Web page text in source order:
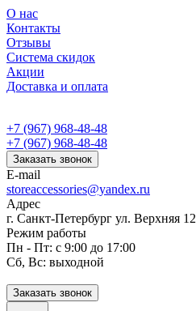
О нас
Контакты
Отзывы
Система скидок
Акции
Доставка и оплата
+7 (967) 968-48-48
+7 (967) 968-48-48
Заказать звонок
E-mail
storeaccessories@yandex.ru
Адрес
г. Санкт-Петербург ул. Верхняя 12
Режим работы
Пн - Пт: с 9:00 до 17:00
Сб, Вс: выходной
Заказать звонок